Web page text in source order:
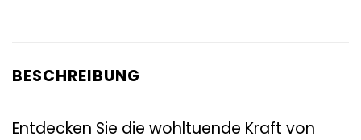
BESCHREIBUNG
Entdecken Sie die wohltuende Kraft von